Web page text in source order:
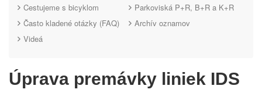
Cestujeme s bicyklom
Parkoviská P+R, B+R a K+R
Často kladené otázky (FAQ)
Archív oznamov
Videá
Úprava premávky liniek IDS